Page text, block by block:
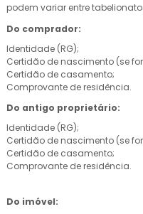
podem variar entre
Do comprador:
Identidade (RG);
Certidão de nascimento (se
Certidão de casamento;
Comprovante de residência.
Do antigo proprietário:
Identidade (RG);
Certidão de nascimento (se
Certidão de casamento;
Comprovante de residência.
Do imóvel: